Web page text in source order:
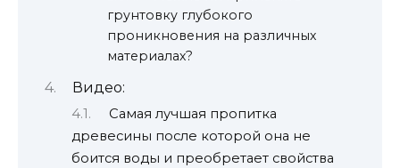
грунтовку глубокого
проникновения на различных
материалах?
Видео:
Самая лучшая пропитка
древесины после которой она не
боится воды и преобретает свойства